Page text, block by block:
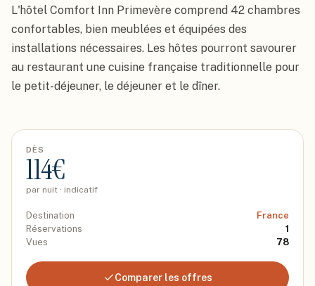
L'hôtel Comfort Inn Primevère comprend 42 chambres
confortables, bien meublées et équipées des
installations nécessaires. Les hôtes pourront savourer
au restaurant une cuisine française traditionnelle pour
le petit-déjeuner, le déjeuner et le dîner.
DÈS
114€
par nuit · indicatif
Destination
France
Réservations
1
Vues
78
Comparer les offres